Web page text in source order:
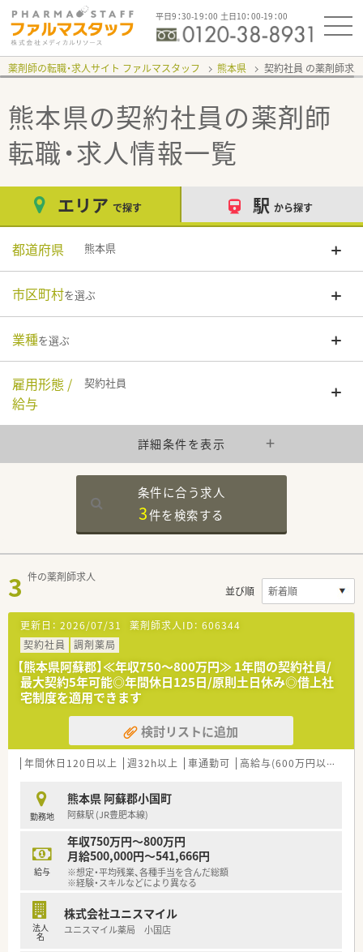
平日9：30-19：00 土日10：00-19：00
薬剤師の転職・求人サイト ファルマスタッフ 熊本県 契約社員
熊本県の契約社員の薬剤師
転職・求人情報一覧
エリア で探す 駅 から探す
都道府県 熊本県
市区町村を選ぶ
業種を選ぶ
雇用形態 /
給与
契約社員
詳細条件を表示
条件に合う求人
3件を検索する
3 件の薬剤師求人
並び順
更新日： 2026/07/31 薬剤師求人ID： 606344
契約社員
調剤薬局
【熊本県阿蘇郡】≪年収750～800万円≫ 1年間の契約社員/
最大契約5年可能◎年間休日125日/原則土日休み◎借上社
宅制度を適用できます
検討リストに追加
年間休日120日以上 週32h以上 車通勤可 高給与(600万円以上)
勤務地
熊本県 阿蘇郡小国町
阿蘇駅 (JR豊肥本線)
給与
年収750万円～800万円
月給500,000円～541,666円
※想定・平均残業、各種手当を含んだ総額
※経験・スキルなどにより異なる
法人
名
株式会社ユニスマイル
ユニスマイル薬局 小国店